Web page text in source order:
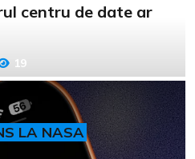
centru de date ar
19
LA NASA